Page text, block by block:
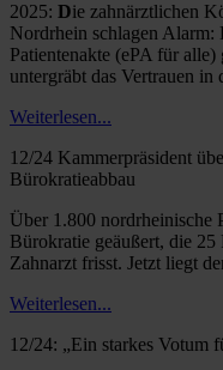
2025: Die zahnärztlichen
Nordrhein schlagen Alarm:
Patientenakte (ePA für
untergräbt das Vertrauen
Weiterlesen...
12/24 Kammerpräsident
Bürokratieabbau
Über 1.800 nordrheinische
Bürokratie geäußert, die
Zahnarzt frisst. Jetzt liegt
Weiterlesen...
12/24: „Ein starkes Votum